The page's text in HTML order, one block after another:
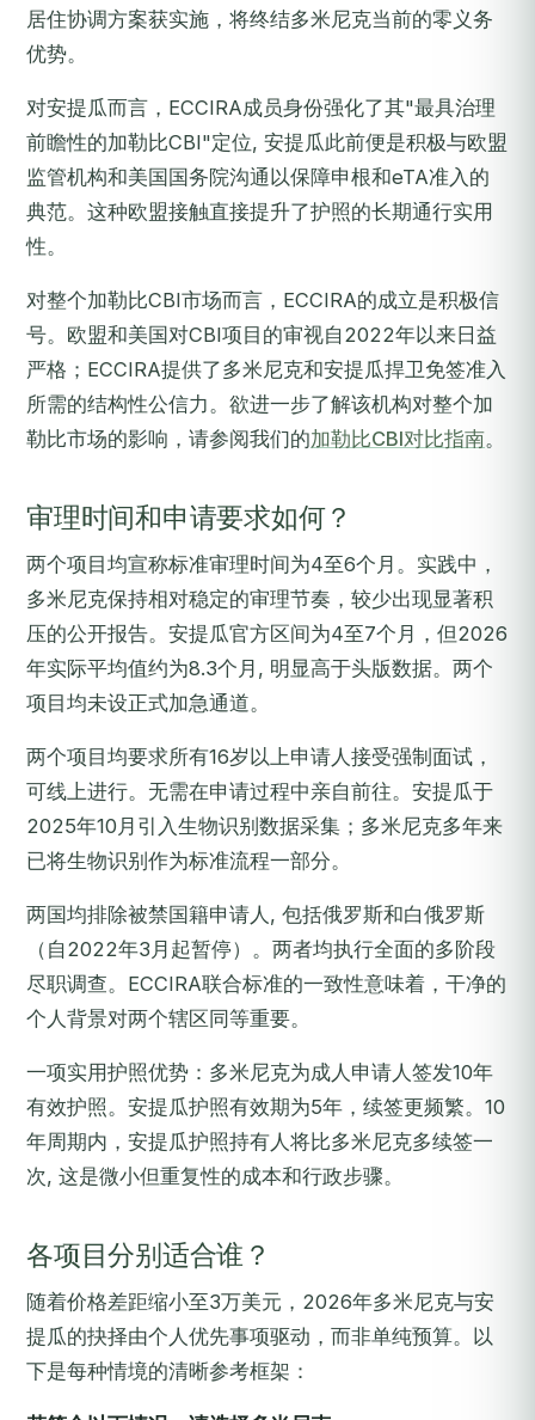
居住协调方案获实施，将终结多米尼克当前的零义务
优势。
对安提瓜而言，ECCIRA成员身份强化了其"最具治理
前瞻性的加勒比CBI"定位, 安提瓜此前便是积极与欧盟
监管机构和美国国务院沟通以保障申根和eTA准入的
典范。这种欧盟接触直接提升了护照的长期通行实用
性。
对整个加勒比CBI市场而言，ECCIRA的成立是积极信
号。欧盟和美国对CBI项目的审视自2022年以来日益
严格；ECCIRA提供了多米尼克和安提瓜捍卫免签准入
所需的结构性公信力。欲进一步了解该机构对整个加
勒比市场的影响，请参阅我们的加勒比CBI对比指南。
审理时间和申请要求如何？
两个项目均宣称标准审理时间为4至6个月。实践中，
多米尼克保持相对稳定的审理节奏，较少出现显著积
压的公开报告。安提瓜官方区间为4至7个月，但2026
年实际平均值约为8.3个月, 明显高于头版数据。两个
项目均未设正式加急通道。
两个项目均要求所有16岁以上申请人接受强制面试，
可线上进行。无需在申请过程中亲自前往。安提瓜于
2025年10月引入生物识别数据采集；多米尼克多年来
已将生物识别作为标准流程一部分。
两国均排除被禁国籍申请人, 包括俄罗斯和白俄罗斯
（自2022年3月起暂停）。两者均执行全面的多阶段
尽职调查。ECCIRA联合标准的一致性意味着，干净的
个人背景对两个辖区同等重要。
一项实用护照优势：多米尼克为成人申请人签发10年
有效护照。安提瓜护照有效期为5年，续签更频繁。10
年周期内，安提瓜护照持有人将比多米尼克多续签一
次, 这是微小但重复性的成本和行政步骤。
各项目分别适合谁？
随着价格差距缩小至3万美元，2026年多米尼克与安
提瓜的抉择由个人优先事项驱动，而非单纯预算。以
下是每种情境的清晰参考框架：